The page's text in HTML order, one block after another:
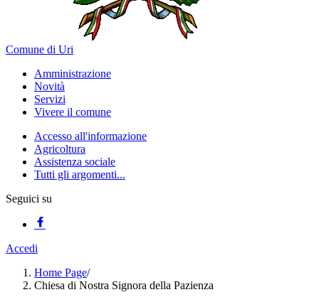
Comune di Uri
Amministrazione
Novità
Servizi
Vivere il comune
Accesso all'informazione
Agricoltura
Assistenza sociale
Tutti gli argomenti...
Seguici su
Accedi
Home Page/
Chiesa di Nostra Signora della Pazienza